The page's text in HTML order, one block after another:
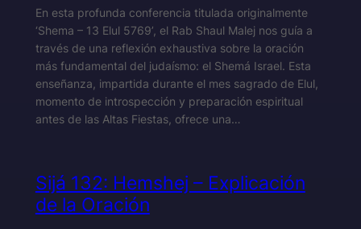
En esta profunda conferencia titulada originalmente
‘Shema – 13 Elul 5769’, el Rab Shaul Malej nos guía a
través de una reflexión exhaustiva sobre la oración
más fundamental del judaísmo: el Shemá Israel. Esta
enseñanza, impartida durante el mes sagrado de Elul,
momento de introspección y preparación espiritual
antes de las Altas Fiestas, ofrece una…
Sijá 132: Hemshej – Explicación
de la Oración